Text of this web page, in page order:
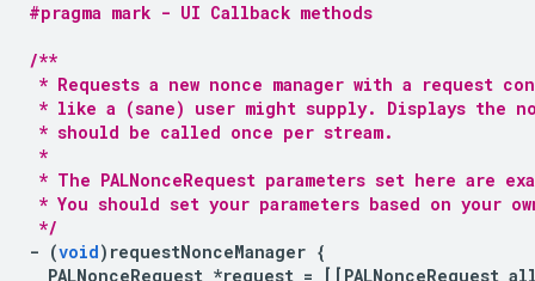
#pragma mark - UI Callback methods
/**
* Requests a new nonce manager with a request
* like a (sane) user might supply. Displays the
* should be called once per stream.
*
* The PALNonceRequest parameters set here are
* You should set your parameters based on your
*/
- (void) requestNonceManager {
PALNonceRequest *request = [[ PALNonceRequest